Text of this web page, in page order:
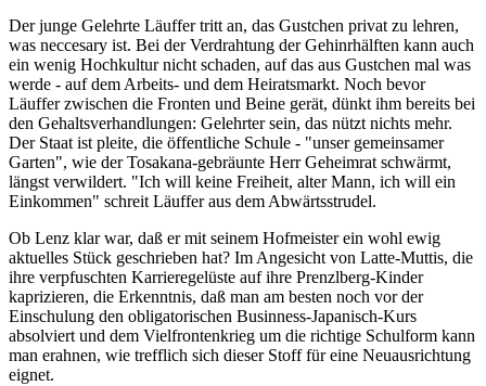
Der junge Gelehrte Läuffer tritt an, das Gustchen privat zu lehren,
was neccesary ist. Bei der Verdrahtung der Gehinrhälften kann auch
ein wenig Hochkultur nicht schaden, auf das aus Gustchen mal was
werde - auf dem Arbeits- und dem Heiratsmarkt. Noch bevor
Läuffer zwischen die Fronten und Beine gerät, dünkt ihm bereits bei
den Gehaltsverhandlungen: Gelehrter sein, das nützt nichts mehr.
Der Staat ist pleite, die öffentliche Schule - "unser gemeinsamer
Garten", wie der Tosakana-gebräunte Herr Geheimrat schwärmt,
längst verwildert. "Ich will keine Freiheit, alter Mann, ich will ein
Einkommen" schreit Läuffer aus dem Abwärtsstrudel.
Ob Lenz klar war, daß er mit seinem Hofmeister ein wohl ewig
aktuelles Stück geschrieben hat? Im Angesicht von Latte-Muttis, die
ihre verpfuschten Karrieregelüste auf ihre Prenzlberg-Kinder
kaprizieren, die Erkenntnis, daß man am besten noch vor der
Einschulung den obligatorischen Businness-Japanisch-Kurs
absolviert und dem Vielfrontenkrieg um die richtige Schulform kann
man erahnen, wie trefflich sich dieser Stoff für eine Neuausrichtung
eignet.